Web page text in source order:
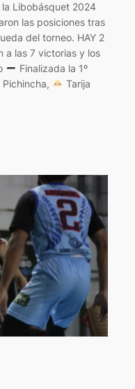
Libobásquet 2024
las posiciones tras
del torneo. HAY 2
a las 7 victorias y los
Finalizada la 1º
Pichincha,
Tarija